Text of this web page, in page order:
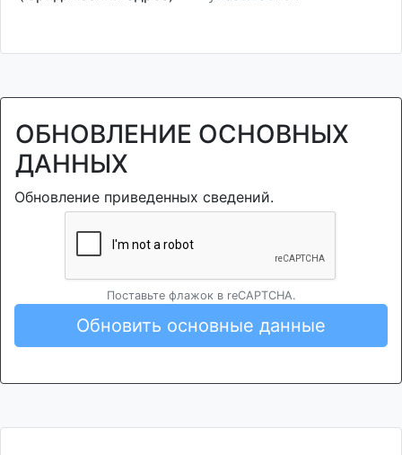
ОБНОВЛЕНИЕ ОСНОВНЫХ
ДАННЫХ
Обновление приведенных сведений.
Поставьте флажок в reCAPTCHA.
Обновить основные данные